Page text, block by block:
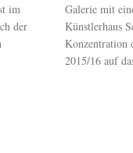
im
der
Galerie mit
Künstlerhaus
Konzentration
2015/16 auf